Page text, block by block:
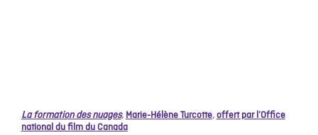
La formation des nuages, Marie-Hélène Turcotte,offert par l’Office
national du film du Canada